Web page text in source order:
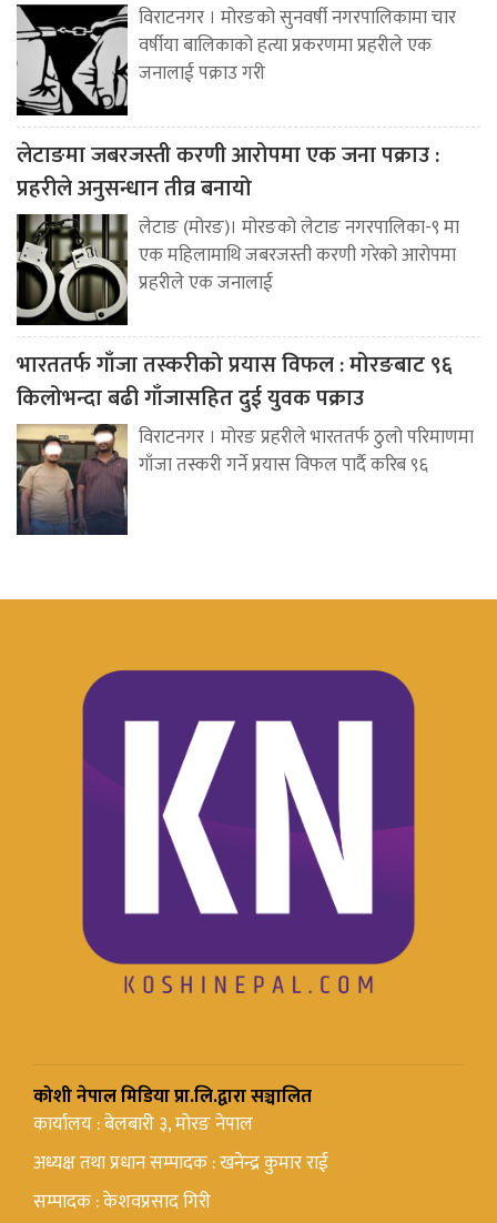
विराटनगर । मोरङको सुनवर्षी नगरपालिकामा चार
वर्षीया बालिकाको हत्या प्रकरणमा प्रहरीले एक
जनालाई पक्राउ गरी
लेटाङमा जबरजस्ती करणी आरोपमा एक जना पक्राउ :
प्रहरीले अनुसन्धान तीव्र बनायो
लेटाङ (मोरङ)। मोरङको लेटाङ नगरपालिका-९ मा
एक महिलामाथि जबरजस्ती करणी गरेको आरोपमा
प्रहरीले एक जनालाई
भारततर्फ गाँजा तस्करीको प्रयास विफल : मोरङबाट ९६
किलोभन्दा बढी गाँजासहित दुई युवक पक्राउ
विराटनगर । मोरङ प्रहरीले भारततर्फ ठुलो परिमाणमा
गाँजा तस्करी गर्ने प्रयास विफल पार्दै करिब ९६
कोशी नेपाल मिडिया प्रा.लि.द्वारा सञ्चालित
कार्यालय : बेलबारी ३, मोरङ नेपाल
अध्यक्ष तथा प्रधान सम्पादक : खनेन्द्र कुमार राई
सम्पादक : केशवप्रसाद गिरी